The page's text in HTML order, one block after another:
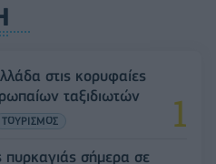
στις κορυφαίες
ταξιδιωτών
ΤΟΥΡΙΣΜΟΣ
πυρκαγιάς σήμερα σε